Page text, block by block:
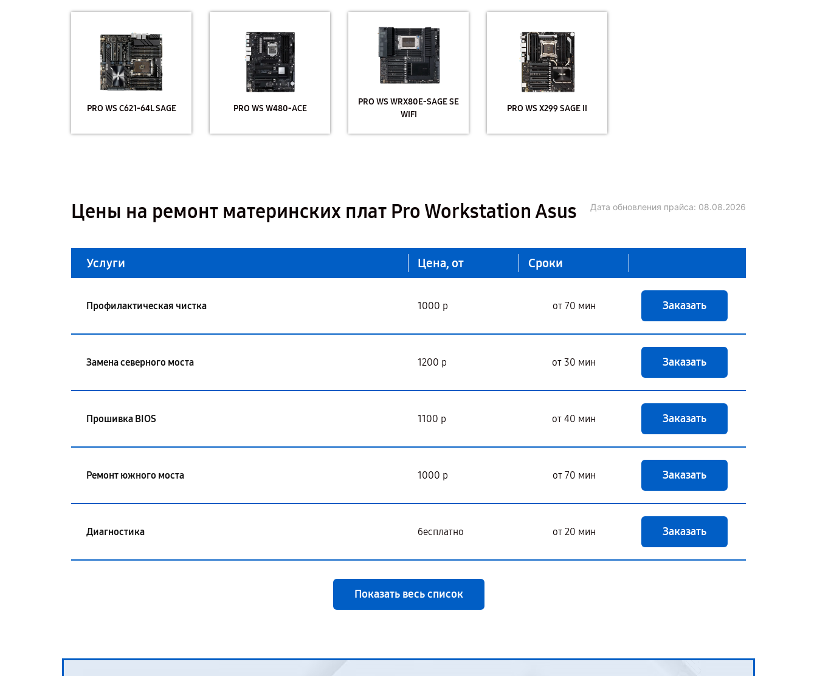
PRO WS C621-64L SAGE PRO WS W480-ACE
PRO WS WRX80E-SAGE SE
WIFI
PRO WS X299 SAGE II
Цены на ремонт материнских плат Pro Workstation Asus Дата обновления прайса: 08.08.2026
Услуги Цена, от Сроки
Профилактическая чистка 1000 р от 70 мин Заказать
Замена северного моста 1200 р от 30 мин Заказать
Прошивка BIOS 1100 р от 40 мин Заказать
Ремонт южного моста 1000 р от 70 мин Заказать
Диагностика бесплатно от 20 мин Заказать
Показать весь список